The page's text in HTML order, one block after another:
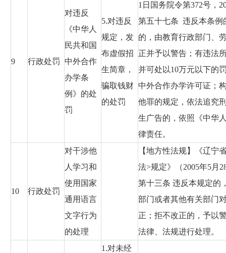
9 行政处罚
对违反
《中华人
民共和国
中外合作
办学条
例》的处
罚
5.对违反
规定，发
布虚假招
生简章，
骗取钱财
的处罚
1日国务院令第372号，
第五十七条 违反本条例
的，由教育行政部门、
正并予以警告；有违法
并可处以10万元以下的
中外合作办学许可证；
他罪的规定，依法追究
生广告的，依照《中华
律责任。
10 行政处罚
对干涉他
人学习和
使用国家
通用语言
文字行为
的处理
【地方性法规】《辽宁
法>规定》（2005年5月
第十三条 违反本规定的
部门或者其他有关部门
正；拒不改正的，予以
法律、法规进行处理。
1.对未经